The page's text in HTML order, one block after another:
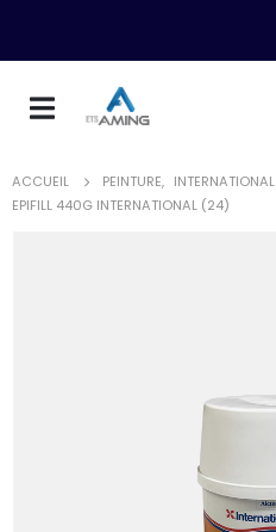
ACCUEIL PEINTURE, INTERNATIONAL
EPIFILL 440G INTERNATIONAL (24)